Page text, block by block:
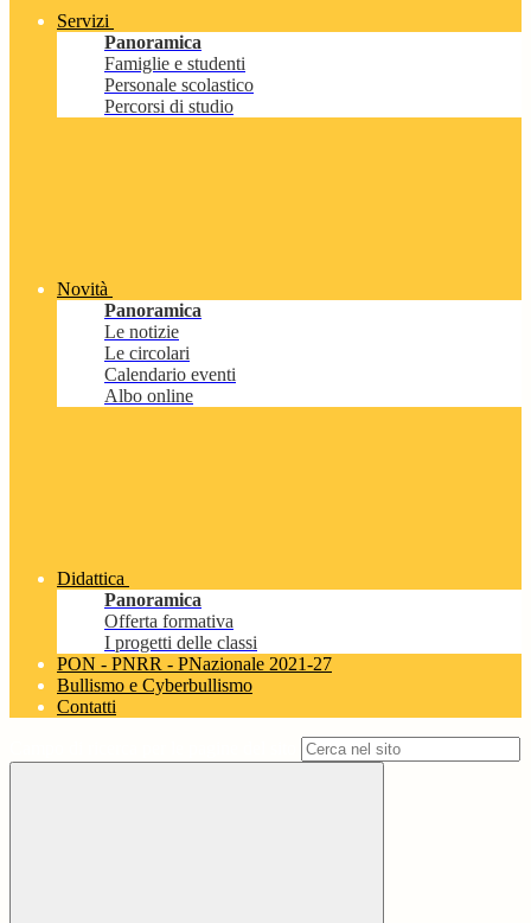
Servizi
Panoramica
Famiglie e studenti
Personale scolastico
Percorsi di studio
Novità
Panoramica
Le notizie
Le circolari
Calendario eventi
Albo online
Didattica
Panoramica
Offerta formativa
I progetti delle classi
PON - PNRR - PNazionale 2021-27
Bullismo e Cyberbullismo
Contatti